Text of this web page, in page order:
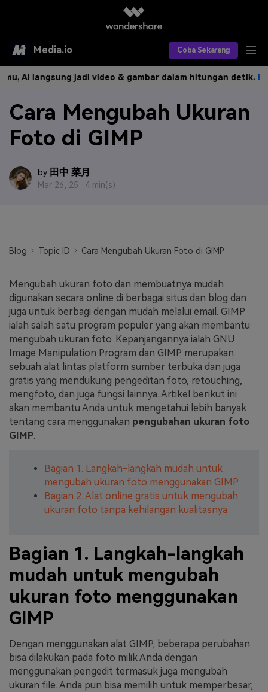
Media.io Coba Sekarang
Alat AI
AI Video
AI Gambar
Produk AI
Asisten Video AI
Editor Video AI
Editor Gambar AI
Efek AI
Efek Video
Sumber Daya
FAQs Hubungi Kami
Tips & Tutorial AI
Postingan Terbaru
Jelajahi Lebih Banyak >>
Harga
Masuk
Berkreasi dengan AI
AI langsung jadi video & gambar dalam hitungan detik.Buat
Cara Mengubah Ukuran
Foto di GIMP
by 田中 菜月
Mar 26, 25 · 4 min(s)
Blog Topic ID Cara Mengubah Ukuran Foto di GIMP
Mengubah ukuran foto dan membuatnya mudah
digunakan secara online di berbagai situs dan blog dan
juga untuk berbagi dengan mudah melalui email. GIMP
ialah salah satu program populer yang akan membantu
mengubah ukuran foto. Kepanjangannya ialah GNU
Image Manipulation Program dan GIMP merupakan
sebuah alat lintas platform sumber terbuka dan juga
gratis yang mendukung pengeditan foto, retouching,
mengfoto, dan juga fungsi lainnya. Artikel berikut ini
akan membantu Anda untuk mengetahui lebih banyak
tentang cara menggunakan pengubahan ukuran foto
GIMP
Bagian 1. Langkah-langkah mudah untuk
mengubah ukuran foto menggunakan GIMP
Bagian 2. Alat online gratis untuk mengubah
ukuran foto tanpa kehilangan kualitasnya
Bagian 1. Langkah-langkah
mudah untuk mengubah
ukuran foto menggunakan
GIMP
Dengan menggunakan alat GIMP, beberapa perubahan
bisa dilakukan pada foto milik Anda dengan
menggunakan pengedit termasuk juga mengubah
ukuran file. Anda pun bisa memilih untuk memperbesar,